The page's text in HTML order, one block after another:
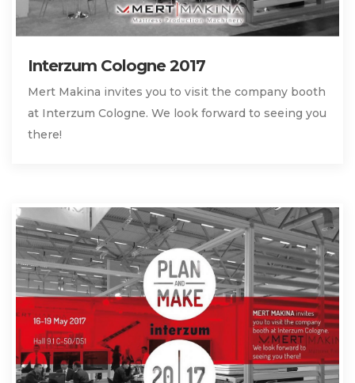
Interzum Cologne 2017
Mert Makina invites you to visit the company booth
at Interzum Cologne. We look forward to seeing you
there!